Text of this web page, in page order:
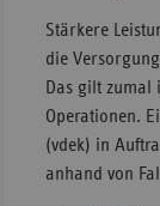
Stärkere
die
Das gilt zumal
Operationen.
(vdek) in
anhand von